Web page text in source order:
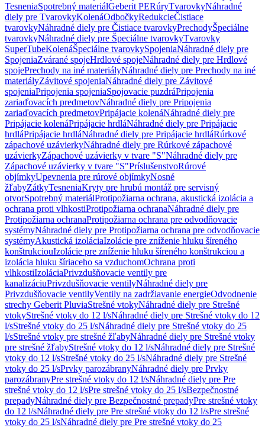
TesneniaSpotrebný materiálGeberit PERúryTvarovkyNáhradné
diely pre TvarovkyKolenáOdbočkyRedukcieČistiace
tvarovkyNáhradné diely pre Čistiace tvarovkyPrechodyŠpeciálne
tvarovkyNáhradné diely pre Špeciálne tvarovkyTvarovky
SuperTubeKolenáŠpeciálne tvarovkySpojeniaNáhradné diely pre
SpojeniaZvárané spojeHrdlové spojeNáhradné diely pre Hrdlové
spojePrechody na iné materiályNáhradné diely pre Prechody na iné
materiályZávitové spojeniaNáhradné diely pre Závitové
spojeniaPripojenia spojeniaSpojovacie puzdráPripojenia
zariaďovacích predmetovNáhradné diely pre Pripojenia
zariaďovacích predmetovPripájacie kolenáNáhradné diely pre
Pripájacie kolenáPripájacie hrdláNáhradné diely pre Pripájacie
hrdláPripájacie hrdláNáhradné diely pre Pripájacie hrdláRúrkové
zápachové uzávierkyNáhradné diely pre Rúrkové zápachové
uzávierkyZápachové uzávierky v tvare "S"Náhradné diely pre
Zápachové uzávierky v tvare "S"PríslušenstvoRúrové
objímkyUpevnenia pre rúrové objímkyNosné
žľabyZátkyTesneniaKryty pre hrubú montáž pre servisný
otvorSpotrebný materiálProtipožiarna ochrana, akustická izolácia a
ochrana proti vlhkostiProtipožiarna ochranaNáhradné diely pre
Protipožiarna ochranaProtipožiarna ochrana pre odvodňovacie
systémyNáhradné diely pre Protipožiarna ochrana pre odvodňovacie
systémyAkustická izoláciaIzolácie pre zníženie hluku šíreného
konštrukciouIzolácie pre zníženie hluku šíreného konštrukciou a
izolácia hluku šíriaceho sa vzduchomOchrana proti
vlhkostiIzoláciaPrivzdušňovacie ventily pre
kanalizáciuPrivzdušňovacie ventilyNáhradné diely pre
Privzdušňovacie ventilyVentily na zadržiavanie energieOdvodnenie
strechy Geberit PluviaStrešné vtokyNáhradné diely pre Strešné
vtokyStrešné vtoky do 12 l/sNáhradné diely pre Strešné vtoky do 12
l/sStrešné vtoky do 25 l/sNáhradné diely pre Strešné vtoky do 25
l/sStrešné vtoky pre strešné žľabyNáhradné diely pre Strešné vtoky
pre strešné žľabyStrešné vtoky do 12 l/sNáhradné diely pre Strešné
vtoky do 12 l/sStrešné vtoky do 25 l/sNáhradné diely pre Strešné
vtoky do 25 l/sPrvky parozábranyNáhradné diely pre Prvky
parozábranyPre strešné vtoky do 12 l/sNáhradné diely pre Pre
strešné vtoky do 12 l/sPre strešné vtoky do 25 l/sBezpečnostné
prepadyNáhradné diely pre Bezpečnostné prepadyPre strešné vtoky
do 12 l/sNáhradné diely pre Pre strešné vtoky do 12 l/sPre strešné
vtoky do 25 l/sNáhradné diely pre Pre strešné vtoky do 25